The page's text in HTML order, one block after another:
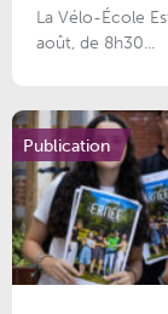
La Vélo-École
août, de 8h30...
Publication